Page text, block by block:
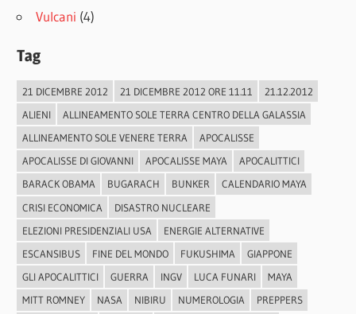
Vulcani (4)
Tag
21 DICEMBRE 2012 21 DICEMBRE 2012 ORE 11.11
21.12.2012
ALIENI
ALLINEAMENTO SOLE TERRA CENTRO DELLA GALASSIA
ALLINEAMENTO SOLE VENERE TERRA
APOCALISSE
APOCALISSE DI GIOVANNI
APOCALISSE MAYA
APOCALITTICI
BARACK OBAMA
BUGARACH BUNKER
CALENDARIO MAYA
CRISI ECONOMICA
DISASTRO NUCLEARE
ELEZIONI PRESIDENZIALI USA
ENERGIE ALTERNATIVE
ESCANSIBUS
FINE DEL MONDO FUKUSHIMA
GIAPPONE
GLI APOCALITTICI
GUERRA INGV LUCA FUNARI
MAYA
MITT ROMNEY
NASA NIBIRU NUMEROLOGIA PREPPERS